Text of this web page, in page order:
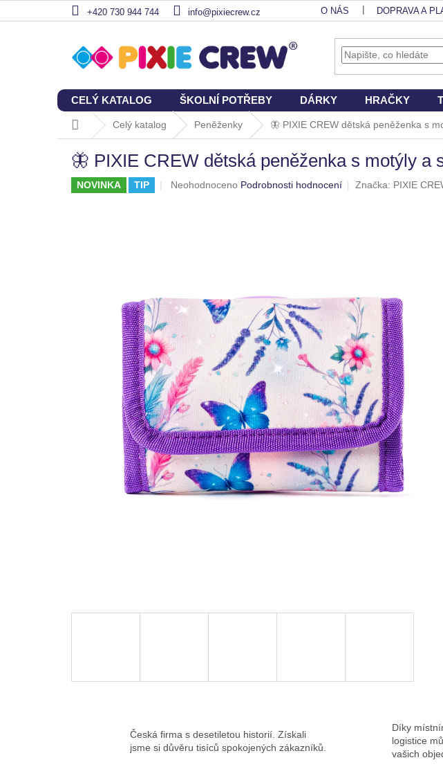
na
+420 730 944 744 info@pixiecrew.cz O NÁS DOPRAVA A
CELÝ KATALOG ŠKOLNÍ POTŘEBY DÁRKY HRAČKY
Domů Celý katalog Peněženky 🦋 PIXIE CREW dětská peněženka s
🦋 PIXIE CREW dětská peněženka s motýly a
NOVINKA
TIP
Průměrné
Neohodnoceno Podrobnosti hodnocení Značka: PIXIE
Česká firma s desetiletou historií. Získali
jsme si důvěru tisíců spokojených zákazníků.
Díky
logistice
vašich